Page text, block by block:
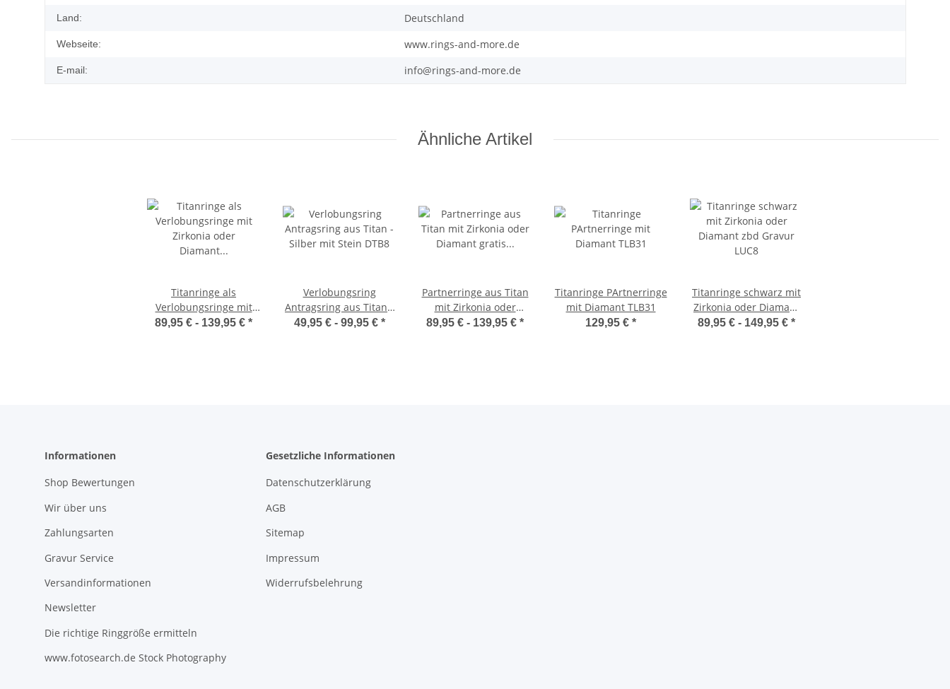
Land: Deutschland
Webseite: www.rings-and-more.de
E-mail: info@rings-and-more.de
Ähnliche Artikel
Titanringe als
Verlobungsringe mit
Zirkonia oder Diamant
89,95 € - 139,95 € *
Verlobungsring
Antragsring aus Titan -
Silber mit Stein DTB8
49,95 € - 99,95 € *
Partnerringe aus Titan
mit Zirkonia oder
Diamant gratis Gravur
89,95 € - 139,95 € *
Titanringe PArtnerringe
mit Diamant TLB31
129,95 € *
Titanringe schwarz mit
Zirkonia oder Diamant
zbd Gravur LUC8
89,95 € - 149,95 € *
Informationen
Shop Bewertungen
Wir über uns
Zahlungsarten
Gravur Service
Versandinformationen
Newsletter
Die richtige Ringgröße ermitteln
www.fotosearch.de Stock Photography
Gesetzliche Informationen
Datenschutzerklärung
AGB
Sitemap
Impressum
Widerrufsbelehrung